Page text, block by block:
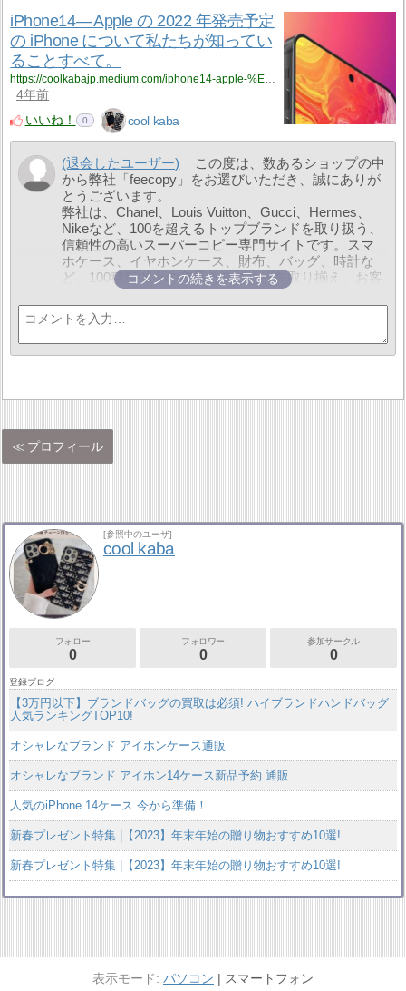
1年10ヶ月前
iPhone14 — Apple の 2022 年発売予定
の iPhone について私たちが知ってい
ることすべて。
https://coolkabajp.medium.com/iphone14-apple-%E3%81%AE-2022-%E5%B9%B4%E7%99%BA%E5%A3%B2%E4%BA%88%E5%AE%9A%E3%81%AE-iphone-%E3%81%AB%E3%81%A4%E3%81%84%E3%81%A6%E7%A7%81%E3%81%9F%E3%81%A1%E3%81%8C%E7%9F%A5%E3%81%A3%E3%81%A6%E3%81%84%E3%82%8B%E3%81%93%E3%81%A8%E3%81%99%E3%81%B9%E3%81%A6-ce7279e4b52b?source=rss-eb05de2c066a------2
4年前
いいね！
0 cool kaba
(退会したユーザー)
この度は、数あるショップの中
から弊社「feecopy」をお選びいただき、誠にありが
とうございます。
弊社は、Chanel、Louis Vuitton、Gucci、Hermes、
Nikeなど、100を超えるトップブランドを取り扱う、
信頼性の高いスーパーコピー専門サイトです。スマ
ホケース、イヤホンケース、財布、バッグ、時計な
ど、100種類以上の商品カテゴリーを取り揃え、お客
様の多様なファッションニーズにお応えします。
弊社は5000以上の工場と連携し、ブランド商品から
生活雑貨まで、豊富な選択肢をご提供いたします。
また、LINE ID「feecopy」を追加いただくことで、特
別な割引やサービスをお受け取りいただけます。
て全てのプロセスを透明に確認いただけます。お客
様に寄り添ったサービスを提供し、シームレスなシ
す。また、LINEでお友達追加していただいた方に
は、500円分のクーポンをプレゼントいたします。ク
ーポンコードは『Q800』です。どうぞこの機会をお
見逃しなく！
詳しくはこちらをご覧ください:
https://feecopy.com/gift.html
1年10ヶ月前
コメントの続きを表示する
プロフィール
[参照中のユーザ]
cool kaba
フォロー
0
フォロワー
0
参加サークル
0
登録ブログ
【3万円以下】ブランドバッグの買取は必須! ハイブランドハンドバッグ
人気ランキングTOP10!
オシャレなブランド アイホンケース通販
オシャレなブランド アイホン14ケース新品予約 通販
人気のiPhone 14ケース 今から準備！
新春プレゼント特集 |【2023】年末年始の贈り物おすすめ10選!
新春プレゼント特集 |【2023】年末年始の贈り物おすすめ10選!
パソコン スマートフォン